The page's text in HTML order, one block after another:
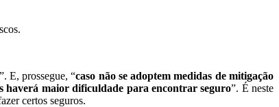
E, prossegue, “caso não se adoptem medidas de mitigação
haverá maior dificuldade para encontrar seguro”. É neste
certos seguros.